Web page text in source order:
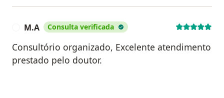
M.A Consulta verificada
Consultório organizado, Excelente atendimento
prestado pelo doutor.